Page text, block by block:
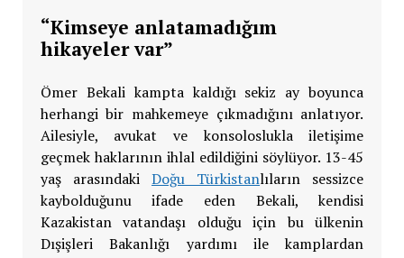
“Kimseye anlatamadığım
hikayeler var”
Ömer Bekali kampta kaldığı sekiz ay boyunca
herhangi bir mahkemeye çıkmadığını anlatıyor.
Ailesiyle, avukat ve konsoloslukla iletişime
geçmek haklarının ihlal edildiğini söylüyor. 13-45
yaş arasındaki Doğu Türkistanlıların sessizce
kaybolduğunu ifade eden Bekali, kendisi
Kazakistan vatandaşı olduğu için bu ülkenin
Dışişleri Bakanlığı yardımı ile kamplardan